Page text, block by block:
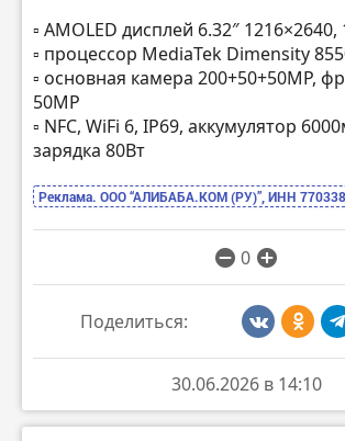
▫️ AMOLED дисплей 6.32″ 1216×2640,
▫️ процессор MediaTek Dimensity
▫️ основная камера 200+50+50MP,
50MP
▫️ NFC, WiFi 6, IP69, аккумулятор
зарядка 80Вт
Реклама. ООО “АЛИБАБА.КОМ (РУ)”, ИНН
0
Поделиться:
30.06.2026 в 14:10